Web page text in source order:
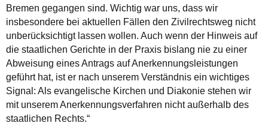
Bremen gegangen sind. Wichtig war uns, dass wir
insbesondere bei aktuellen Fällen den Zivilrechtsweg nicht
unberücksichtigt lassen wollen. Auch wenn der Hinweis auf
die staatlichen Gerichte in der Praxis bislang nie zu einer
Abweisung eines Antrags auf Anerkennungsleistungen
geführt hat, ist er nach unserem Verständnis ein wichtiges
Signal: Als evangelische Kirchen und Diakonie stehen wir
mit unserem Anerkennungsverfahren nicht außerhalb des
staatlichen Rechts.“